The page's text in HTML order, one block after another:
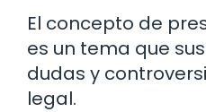
El concepto de
es un tema que
dudas y
legal.